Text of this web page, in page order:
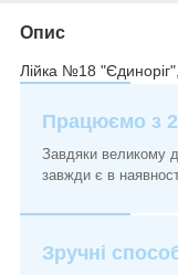
Опис
Лійка №18
Працюємо з
Завдяки великому
завжди є в
Зручні